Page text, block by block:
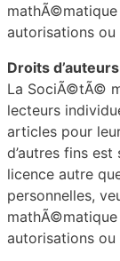
autorisations
Droits
La SociÃ©tÃ©
lecteurs
articles pour
d’autres fins
licence autre
personnelles,
autorisations